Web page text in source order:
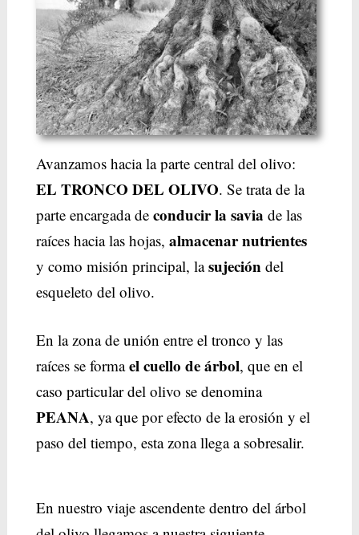
Avanzamos hacia la parte central del olivo:
EL TRONCO DEL OLIVO. Se trata de la
parte encargada de conducir la savia de las
raíces hacia las hojas, almacenar nutrientes
y como misión principal, lasujeción del
esqueleto del olivo.
En la zona de unión entre el tronco y las
raíces se formael cuello de árbol, que en el
caso particular del olivo se denomina
PEANA, ya que por efecto de la erosión y el
paso del tiempo, esta zona llega a sobresalir.
En nuestro viaje ascendente dentro del árbol